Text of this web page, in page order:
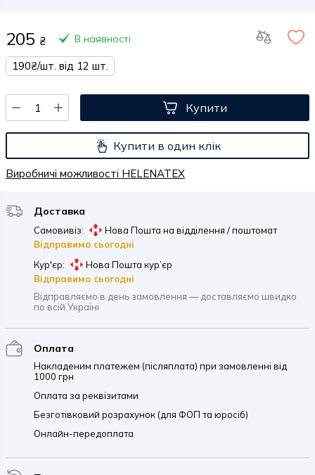
205 ₴ В наявності
190₴/шт. від 12 шт.
Купити
Купити в один клік
Виробничі можливості HELENATEX
Доставка
Самовивіз:
Нова Пошта на відділення / поштомат
Відправимо сьогодні
Кур'єр:
Нова Пошта кур’єр
Відправимо сьогодні
Відправляємо в день замовлення — доставляємо швидко
по всій Україні
Оплата
Накладеним платежем (післяплата) при замовленні від
1000 грн
Оплата за реквізитами
Безготівковий розрахунок (для ФОП та юросіб)
Онлайн-передоплата